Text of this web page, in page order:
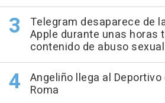
Telegram desaparece de
Apple durante unas horas
contenido de abuso
Angeliño llega al
Roma